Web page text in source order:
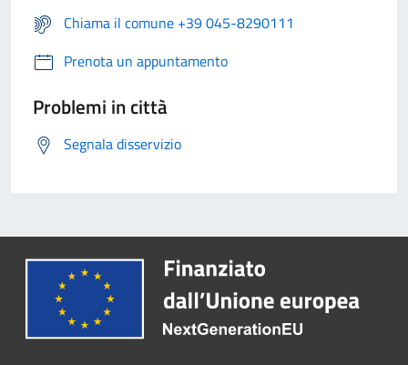
Chiama il comune +39 045-8290111
Prenota un appuntamento
Problemi in città
Segnala disservizio